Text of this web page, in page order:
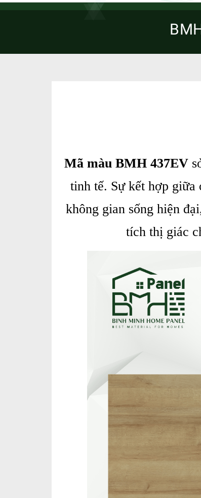
Mã màu BMH 437EV
tinh tế. Sự kết hợp giữa
không gian sống hiện
tích thị giác